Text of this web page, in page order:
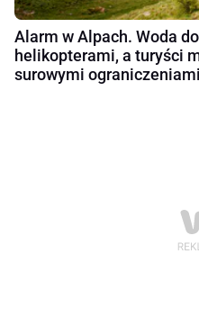
Alarm w Alpach. Woda
helikopterami, a turyści
surowymi ograniczeniami